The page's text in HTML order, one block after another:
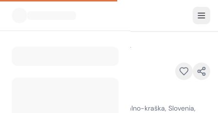
L.Stile Glamping
L.Stile Glamping, Lucan 7, Lucija, Obalno-kraška, Slovenia,